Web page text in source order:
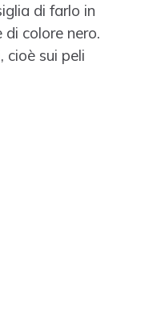
di farlo in
colore nero.
cioè sui peli